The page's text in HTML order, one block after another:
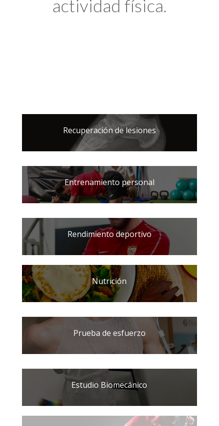
actividad física.
Recuperación de lesiones
Entrenamiento personal
Rendimiento deportivo
Nutrición
Prueba de esfuerzo
Estudio Biomecánico